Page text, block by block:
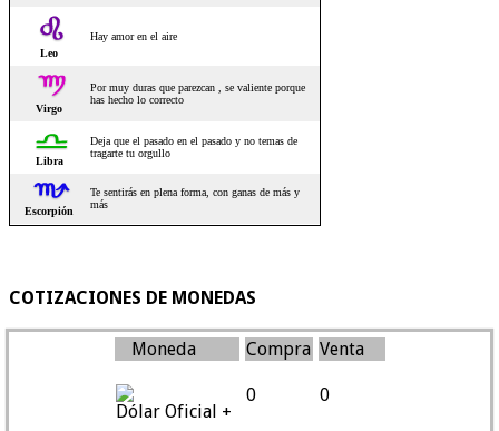
COTIZACIONES DE MONEDAS
Moneda Compra Venta
Dólar Oficial +
0 0